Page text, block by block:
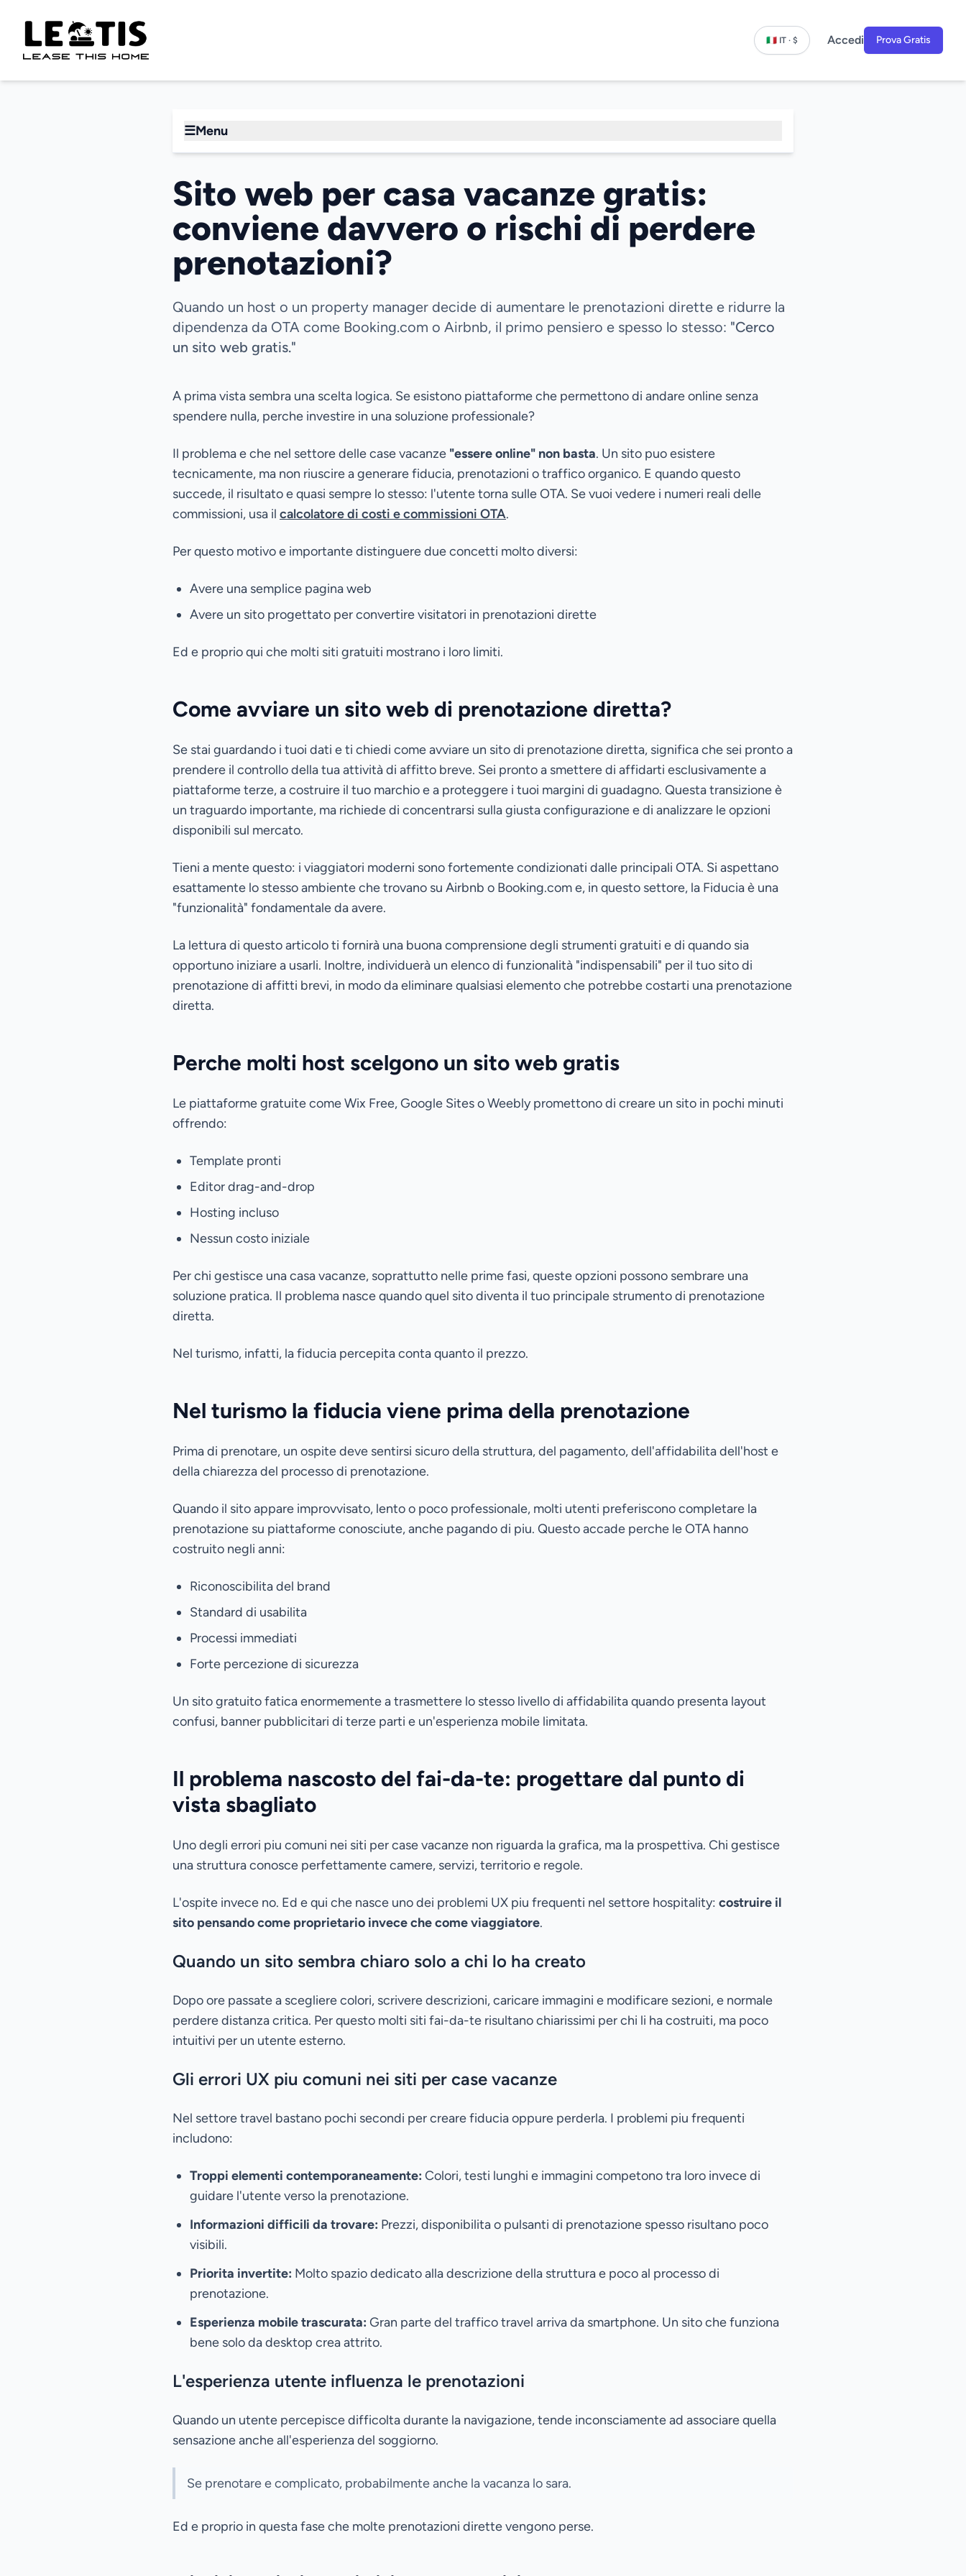
🇮🇹 IT · $ Accedi Prova Gratis
☰Menu
Sito web per casa vacanze gratis:
conviene davvero o rischi di perdere
prenotazioni?
Quando un host o un property manager decide di aumentare le prenotazioni dirette e ridurre la
dipendenza da OTA come Booking.com o Airbnb, il primo pensiero e spesso lo stesso: "Cerco
un sito web gratis."
A prima vista sembra una scelta logica. Se esistono piattaforme che permettono di andare online senza
spendere nulla, perche investire in una soluzione professionale?
Il problema e che nel settore delle case vacanze "essere online" non basta. Un sito puo esistere
tecnicamente, ma non riuscire a generare fiducia, prenotazioni o traffico organico. E quando questo
succede, il risultato e quasi sempre lo stesso: l'utente torna sulle OTA. Se vuoi vedere i numeri reali delle
commissioni, usa il calcolatore di costi e commissioni OTA.
Per questo motivo e importante distinguere due concetti molto diversi:
Avere una semplice pagina web
Avere un sito progettato per convertire visitatori in prenotazioni dirette
Ed e proprio qui che molti siti gratuiti mostrano i loro limiti.
Come avviare un sito web di prenotazione diretta?
Se stai guardando i tuoi dati e ti chiedi come avviare un sito di prenotazione diretta, significa che sei pronto a
prendere il controllo della tua attività di affitto breve. Sei pronto a smettere di affidarti esclusivamente a
piattaforme terze, a costruire il tuo marchio e a proteggere i tuoi margini di guadagno. Questa transizione è
un traguardo importante, ma richiede di concentrarsi sulla giusta configurazione e di analizzare le opzioni
disponibili sul mercato.
Tieni a mente questo: i viaggiatori moderni sono fortemente condizionati dalle principali OTA. Si aspettano
esattamente lo stesso ambiente che trovano su Airbnb o Booking.com e, in questo settore, la Fiducia è una
"funzionalità" fondamentale da avere.
La lettura di questo articolo ti fornirà una buona comprensione degli strumenti gratuiti e di quando sia
opportuno iniziare a usarli. Inoltre, individuerà un elenco di funzionalità "indispensabili" per il tuo sito di
prenotazione di affitti brevi, in modo da eliminare qualsiasi elemento che potrebbe costarti una prenotazione
diretta.
Perche molti host scelgono un sito web gratis
Le piattaforme gratuite come Wix Free, Google Sites o Weebly promettono di creare un sito in pochi minuti
offrendo:
Template pronti
Editor drag-and-drop
Hosting incluso
Nessun costo iniziale
Per chi gestisce una casa vacanze, soprattutto nelle prime fasi, queste opzioni possono sembrare una
soluzione pratica. Il problema nasce quando quel sito diventa il tuo principale strumento di prenotazione
diretta.
Nel turismo, infatti, la fiducia percepita conta quanto il prezzo.
Nel turismo la fiducia viene prima della prenotazione
Prima di prenotare, un ospite deve sentirsi sicuro della struttura, del pagamento, dell'affidabilita dell'host e
della chiarezza del processo di prenotazione.
Quando il sito appare improvvisato, lento o poco professionale, molti utenti preferiscono completare la
prenotazione su piattaforme conosciute, anche pagando di piu. Questo accade perche le OTA hanno
costruito negli anni:
Riconoscibilita del brand
Standard di usabilita
Processi immediati
Forte percezione di sicurezza
Un sito gratuito fatica enormemente a trasmettere lo stesso livello di affidabilita quando presenta layout
confusi, banner pubblicitari di terze parti e un'esperienza mobile limitata.
Il problema nascosto del fai-da-te: progettare dal punto di
vista sbagliato
Uno degli errori piu comuni nei siti per case vacanze non riguarda la grafica, ma la prospettiva. Chi gestisce
una struttura conosce perfettamente camere, servizi, territorio e regole.
L'ospite invece no. Ed e qui che nasce uno dei problemi UX piu frequenti nel settore hospitality: costruire il
sito pensando come proprietario invece che come viaggiatore.
Quando un sito sembra chiaro solo a chi lo ha creato
Dopo ore passate a scegliere colori, scrivere descrizioni, caricare immagini e modificare sezioni, e normale
perdere distanza critica. Per questo molti siti fai-da-te risultano chiarissimi per chi li ha costruiti, ma poco
intuitivi per un utente esterno.
Gli errori UX piu comuni nei siti per case vacanze
Nel settore travel bastano pochi secondi per creare fiducia oppure perderla. I problemi piu frequenti
includono:
Troppi elementi contemporaneamente: Colori, testi lunghi e immagini competono tra loro invece di
guidare l'utente verso la prenotazione.
Informazioni difficili da trovare: Prezzi, disponibilita o pulsanti di prenotazione spesso risultano poco
visibili.
Priorita invertite: Molto spazio dedicato alla descrizione della struttura e poco al processo di
prenotazione.
Esperienza mobile trascurata: Gran parte del traffico travel arriva da smartphone. Un sito che funziona
bene solo da desktop crea attrito.
L'esperienza utente influenza le prenotazioni
Quando un utente percepisce difficolta durante la navigazione, tende inconsciamente ad associare quella
sensazione anche all'esperienza del soggiorno.
Se prenotare e complicato, probabilmente anche la vacanza lo sara.
Ed e proprio in questa fase che molte prenotazioni dirette vengono perse.